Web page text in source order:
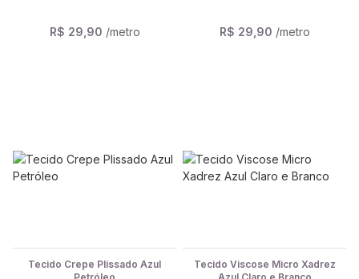
R$ 29,90 /metro R$ 29,90 /metro
Tecido Crepe Plissado Azul
Tecido Viscose Micro Xadrez